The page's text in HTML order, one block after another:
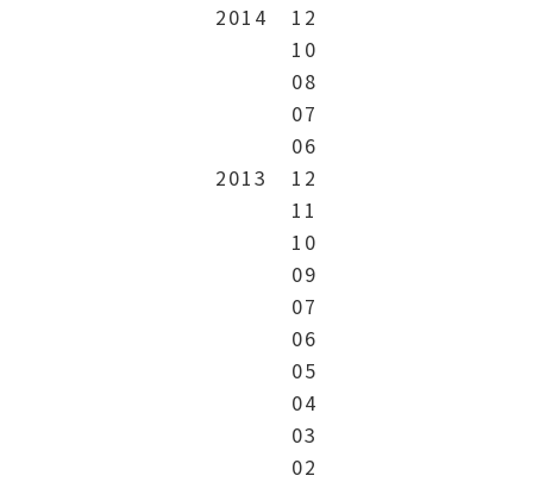
2014
12
10
08
07
06
2013
12
11
10
09
07
06
05
04
03
02